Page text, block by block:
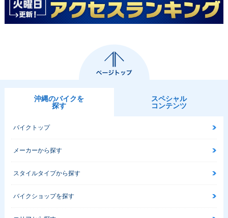
沖縄のバイクを
探す
スペシャル
コンテンツ
バイクトップ
メーカーから探す
スタイルタイプから探す
バイクショップを探す